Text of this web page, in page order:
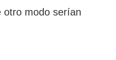
otro modo serían